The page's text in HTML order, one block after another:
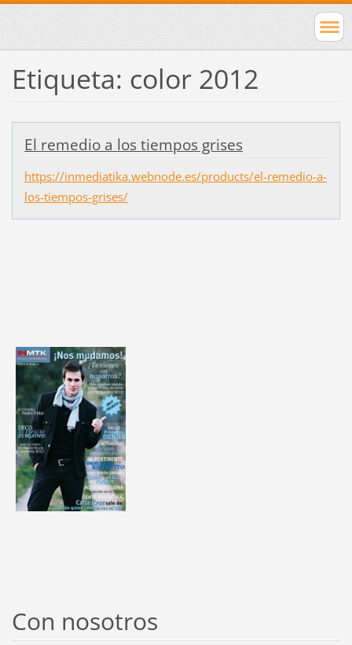
Etiqueta: color 2012
El remedio a los tiempos grises
https://inmediatika.webnode.es/products/el-remedio-a-
los-tiempos-grises/
Con nosotros